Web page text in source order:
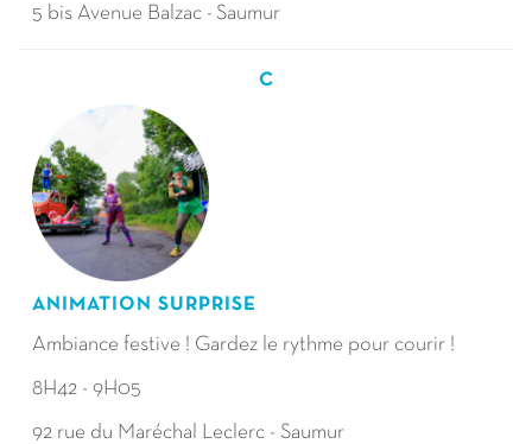
5 bis Avenue Balzac - Saumur
C
ANIMATION SURPRISE
Ambiance festive ! Gardez le rythme pour courir !
8H42 - 9H05
92 rue du Maréchal Leclerc - Saumur